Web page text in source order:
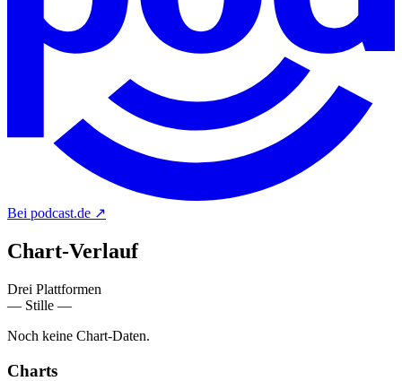
Bei podcast.de ↗
Chart-Verlauf
Drei Plattformen
— Stille —
Noch keine Chart-Daten.
Charts